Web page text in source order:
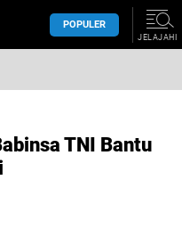
POPULER
JELAJAHI
TNI Bantu